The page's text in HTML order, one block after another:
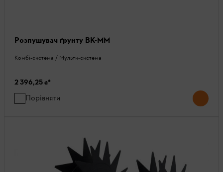
Розпушувач ґрунту BK-MM
Комбі-система / Мульти-система
2 396,25 ₴*
Порівняти